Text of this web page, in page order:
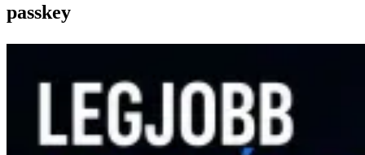
passkey